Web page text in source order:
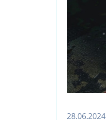
28.06.2024